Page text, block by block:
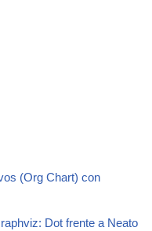
(Org Chart) con
Dot frente a Neato